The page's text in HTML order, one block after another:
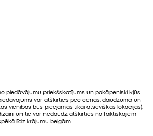
piedāvājumu priekšskatījums un pakāpeniski kļūs
var atšķirties pēc cenas, daudzuma un
vienības būs pieejamas tikai atsevišķās lokācijās).
un tie var nedaudz atšķirties no faktiskajiem
līdz krājumu beigām.